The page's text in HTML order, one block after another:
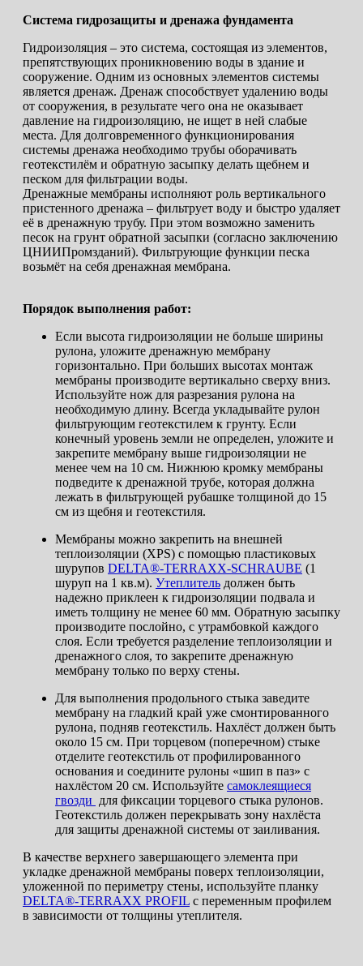
Система гидрозащиты и дренажа фундамента
Гидроизоляция – это система, состоящая из элементов,
препятствующих проникновению воды в здание и
сооружение. Одним из основных элементов системы
является дренаж. Дренаж способствует удалению воды
от сооружения, в результате чего она не оказывает
давление на гидроизоляцию, не ищет в ней слабые
места. Для долговременного функционирования
системы дренажа необходимо трубы оборачивать
геотекстилём и обратную засыпку делать щебнем и
песком для фильтрации воды.
Дренажные мембраны исполняют роль вертикального
пристенного дренажа – фильтрует воду и быстро удаляет
её в дренажную трубу. При этом возможно заменить
песок на грунт обратной засыпки (согласно заключению
ЦНИИПромзданий). Фильтрующие функции песка
возьмёт на себя дренажная мембрана.
Порядок выполнения работ:
Если высота гидроизоляции не больше ширины
рулона, уложите дренажную мембрану
горизонтально. При больших высотах монтаж
мембраны производите вертикально сверху вниз.
Используйте нож для разрезания рулона на
необходимую длину. Всегда укладывайте рулон
фильтрующим геотекстилем к грунту. Если
конечный уровень земли не определен, уложите и
закрепите мембрану выше гидроизоляции не
менее чем на 10 см. Нижнюю кромку мембраны
подведите к дренажной трубе, которая должна
лежать в фильтрующей рубашке толщиной до 15
см из щебня и геотекстиля.
Мембраны можно закрепить на внешней
теплоизоляции (XPS) с помощью пластиковых
шурупов DELTA®-TERRAXX-SCHRAUBE (1
шуруп на 1 кв.м). Утеплитель должен быть
надежно приклеен к гидроизоляции подвала и
иметь толщину не менее 60 мм. Обратную засыпку
производите послойно, с утрамбовкой каждого
слоя. Если требуется разделение теплоизоляции и
дренажного слоя, то закрепите дренажную
мембрану только по верху стены.
Для выполнения продольного стыка заведите
мембрану на гладкий край уже смонтированного
рулона, подняв геотекстиль. Нахлёст должен быть
около 15 см. При торцевом (поперечном) стыке
отделите геотекстиль от профилированного
основания и соедините рулоны «шип в паз» с
нахлёстом 20 см. Используйте самоклеящиеся
гвозди для фиксации торцевого стыка рулонов.
Геотекстиль должен перекрывать зону нахлёста
для защиты дренажной системы от заиливания.
В качестве верхнего завершающего элемента при
укладке дренажной мембраны поверх теплоизоляции,
уложенной по периметру стены, используйте планку
DELTA®-TERRAXX PROFIL с переменным профилем
в зависимости от толщины утеплителя.